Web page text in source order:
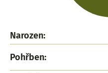
Narozen:
Pohřben: